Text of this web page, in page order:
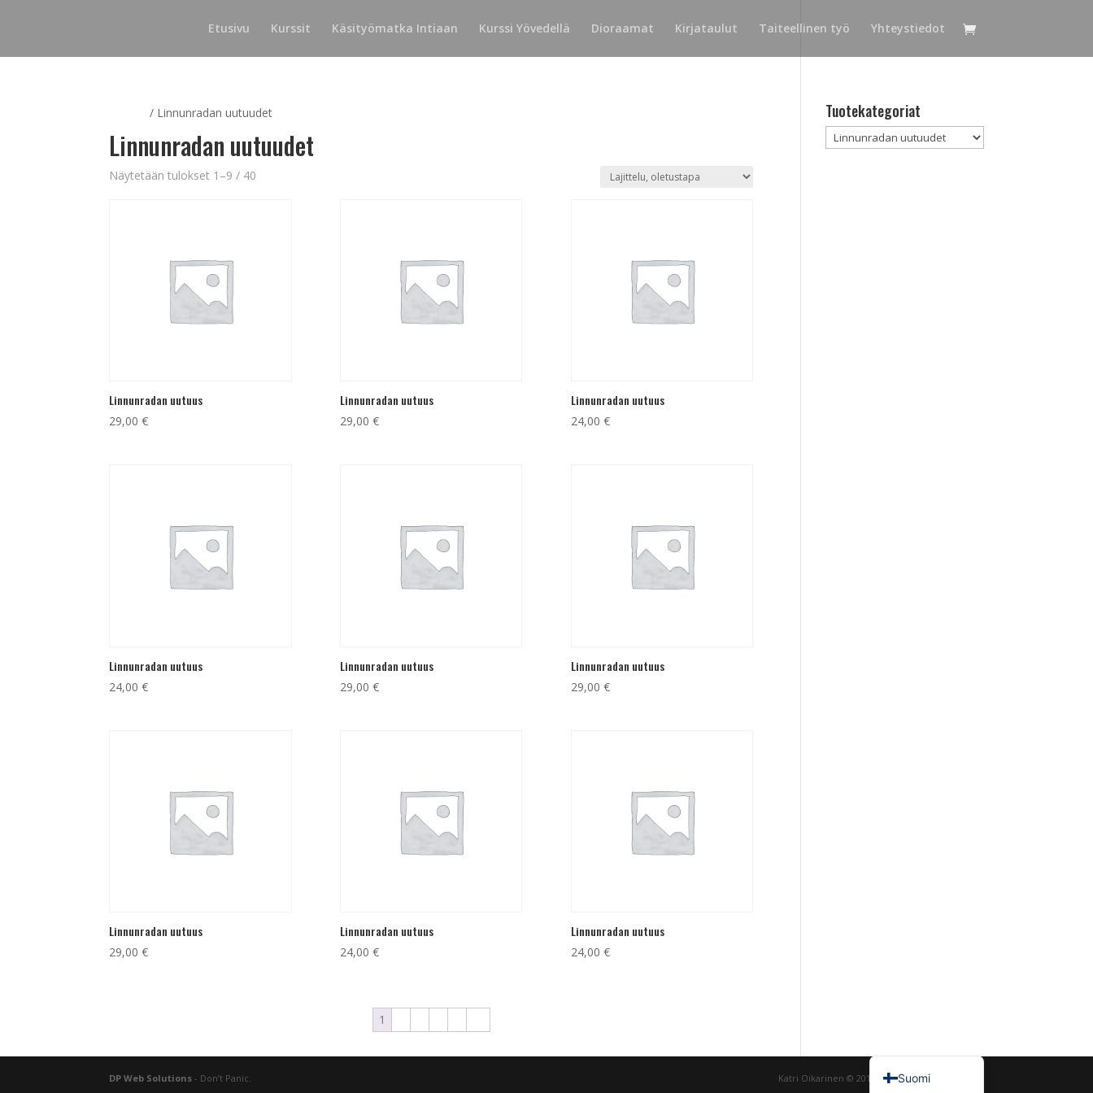
Etusivu Kurssit Käsityömatka Intiaan Kurssi Yövedellä Dioraamat Kirjataulut Taiteellinen työ Yhteystiedot
/ Linnunradan uutuudet
Linnunradan uutuudet
Näytetään tulokset 1–9 / 40
Linnunradan uutuus
29,00€
Linnunradan uutuus
29,00 €
Linnunradan uutuus
24,00 €
Linnunradan uutuus
24,00€
Linnunradan uutuus
29,00 €
Linnunradan uutuus
29,00 €
Linnunradan uutuus
29,00€
Linnunradan uutuus
24,00 €
Linnunradan uutuus
24,00 €
1
Tuotekategoriat
DP Web Solutions - Don’t Panic. Katri Oikarinen © 2018-2026 All Rights Reserved
Suomi